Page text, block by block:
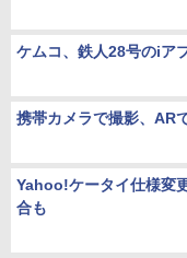
ケムコ、鉄人28号のiア
携帯カメラで撮影、AR
Yahoo!ケータイ仕様変
合も